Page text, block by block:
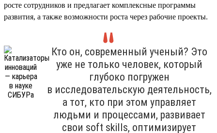
росте сотрудников и предлагает комплексные программы
развития, а также возможности роста через рабочие проекты.
Кто он, современный ученый? Это
уже не только человек, который
глубоко погружен
в исследовательскую деятельность,
а тот, кто при этом управляет
людьми и процессами, развивает
свои soft skills, оптимизирует